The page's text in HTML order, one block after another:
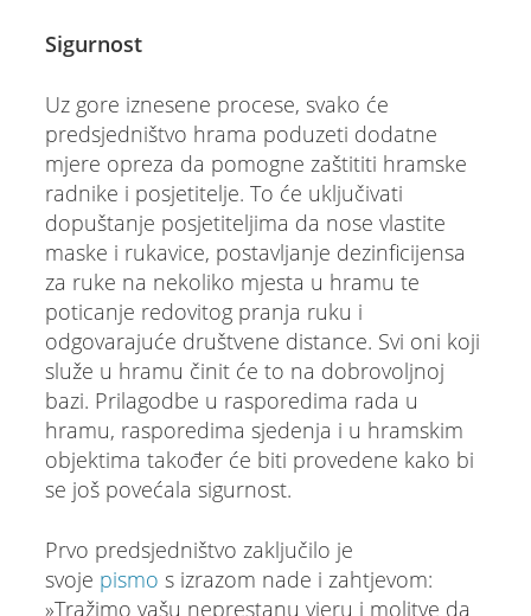
Sigurnost
Uz gore iznesene procese, svako će
predsjedništvo hrama poduzeti dodatne
mjere opreza da pomogne zaštititi hramske
radnike i posjetitelje. To će uključivati
dopuštanje posjetiteljima da nose vlastite
maske i rukavice, postavljanje dezinficijensa
za ruke na nekoliko mjesta u hramu te
poticanje redovitog pranja ruku i
odgovarajuće društvene distance. Svi oni koji
služe u hramu činit će to na dobrovoljnoj
bazi. Prilagodbe u rasporedima rada u
hramu, rasporedima sjedenja i u hramskim
objektima također će biti provedene kako bi
se još povećala sigurnost.
Prvo predsjedništvo zaključilo je
svoje pismo s izrazom nade i zahtjevom:
»Tražimo vašu neprestanu vjeru i molitve da